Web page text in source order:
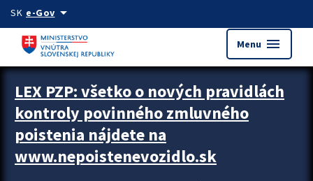
Preskocit na hlavný obsah
SK e-Govarrow_drop_down
Menu menu
Zastavit automatický posun upútavok
LEX PZP: všetko o nových pravidlách
kontroly povinného zmluvného
poistenia nájdete na
www.nepoistenevozidlo.sk